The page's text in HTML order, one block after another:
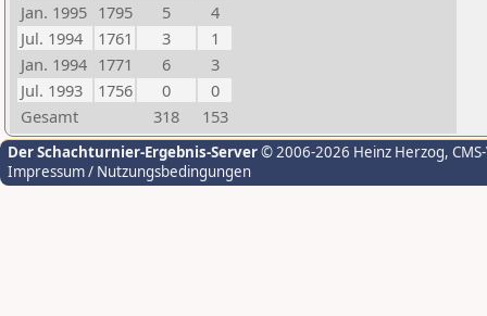
Jan. 1995 1795 5
4
Jul. 1994
1761 3
1
Jan. 1994 1771 6
3
Jul. 1993
1756 0
0
Gesamt
318 153
Der Schachturnier-Ergebnis-Server© 2006-2026 Heinz Herzog,
Impressum / Nutzungsbedingungen